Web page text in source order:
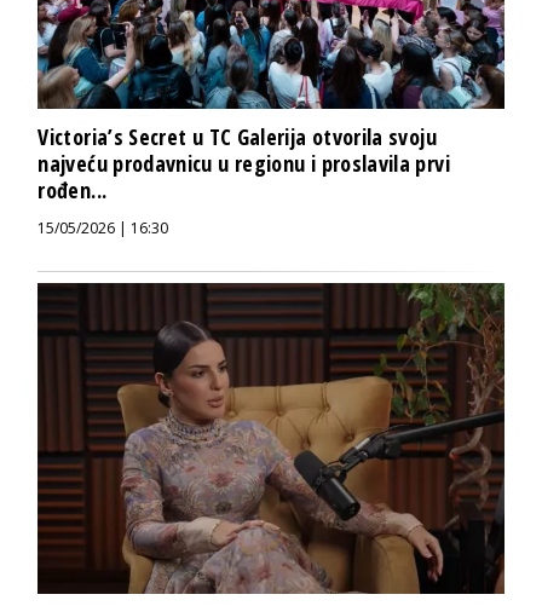
Victoria’s Secret u TC Galerija otvorila svoju
najveću prodavnicu u regionu i proslavila prvi
rođen...
15/05/2026 | 16:30